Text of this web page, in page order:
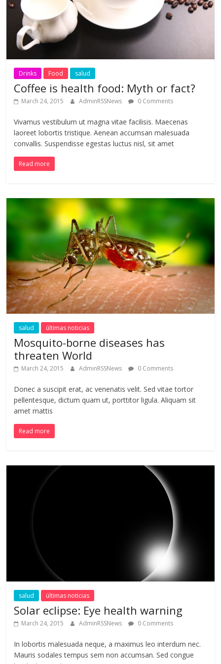
Drinks Food salud
Coffee is health food: Myth or fact?
March 24, 2015 AdminRSSNews 0 Comments
Vivamus vestibulum ut magna vitae facilisis. Maecenas
laoreet lobortis tristique. Aenean accumsan malesuada
convallis. Suspendisse egestas luctus nisl, sit amet
Read more
salud últimas noticias
Mosquito-borne diseases has
threaten World
March 24, 2015 AdminRSSNews 0 Comments
Donec a suscipit erat, ac venenatis velit. Sed vitae tortor
pellentesque, dictum quam ut, porttitor ligula. Aliquam sit
amet mattis
Read more
salud últimas noticias
Solar eclipse: Eye health warning
March 24, 2015 AdminRSSNews 0 Comments
In lobortis malesuada neque, a maximus leo interdum nec.
Mauris sodales tempus sem non accumsan. Sed congue